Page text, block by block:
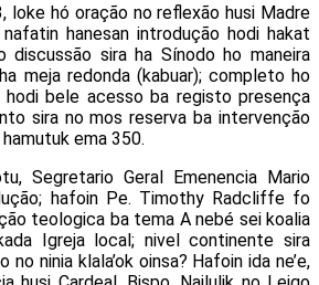
loke hó oração no reflexão husi Madre
nafatin hanesan introdução hodi hakat
discussão sira ha Sínodo ho maneira
meja redonda (kabuar); completo ho
bele acesso ba registo presença
sira no mos reserva ba intervenção
ema 350.
Segretario Geral Emenencia Mario
hafoin Pe. Timothy Radcliffe fo
teologica ba tema A nebé sei koalia
Igreja local; nivel continente sira
no ninia klala’ok oinsa? Hafoin ida ne’e,